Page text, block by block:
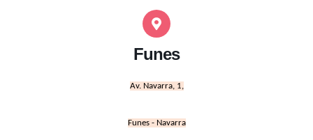
Funes
Av. Navarra, 1,
Funes - Navarra